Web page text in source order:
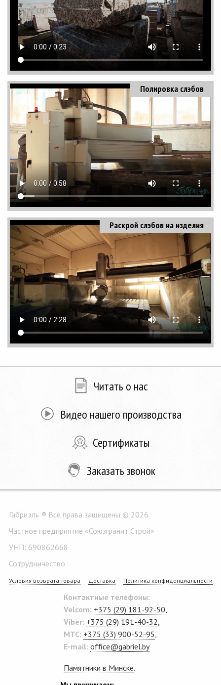
Полировка слэбов
Раскрой слэбов на изделия
Читать о нас
Видео нашего производства
Сертификаты
Заказать звонок
Габриэль ® Все права защищены © 2026
Частное предприятие «Союзгранит Строй»
УНП: 690862668
Сотрудничество
Условия возврата товара Доставка Политика конфиденциальности
Контактные телефоны:
Velcom: +375 (29) 181-92-50
Viber: +375 (29) 191-40-32
MTC: +375 (33) 900-52-95
E-mail: office@gabriel.by
Памятники в Минске.